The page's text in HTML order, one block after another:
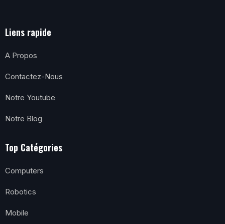
Liens rapide
A Propos
Contactez-Nous
Notre Youtube
Notre Blog
Top Catégories
Computers
Robotics
Mobile